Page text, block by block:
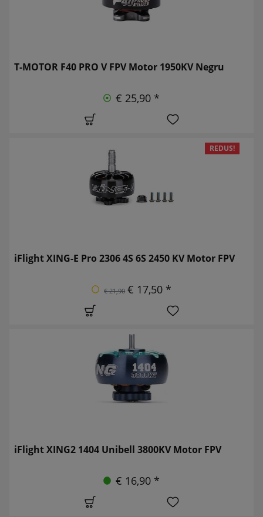
T-MOTOR F40 PRO V FPV Motor 1950KV Negru
€ 25,90 *
REDUS!
iFlight XING-E Pro 2306 4S 6S 2450 KV Motor FPV
€ 21,90 € 17,50 *
iFlight XING2 1404 Unibell 3800KV Motor FPV
€ 16,90 *